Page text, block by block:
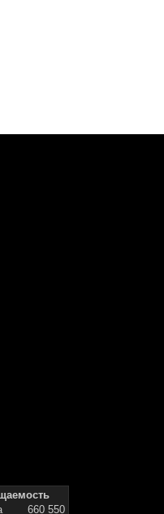
660 550